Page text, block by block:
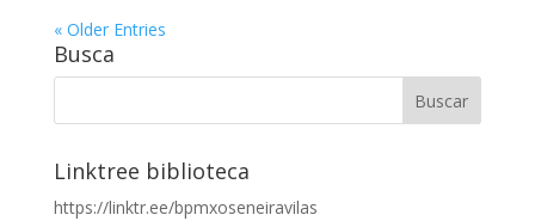
« Older Entries
Busca
Linktree biblioteca
https://linktr.ee/bpmxoseneiravilas